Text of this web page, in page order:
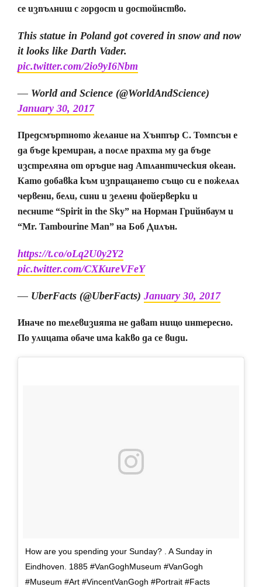
се изпълниш с гордост и достойнство.
This statue in Poland got covered in snow and now
it looks like Darth Vader.
pic.twitter.com/2io9yI6Nbm
— World and Science (@WorldAndScience)
January 30, 2017
Предсмъртното желание на Хънтър С. Томпсън е
да бъде кремиран, а после прахта му да бъде
изстреляна от оръдие над Атлантическия океан.
Като добавка към изпращането също си е пожелал
червени, бели, сини и зелени фойерверки и
песните “Spirit in the Sky” на Норман Грийнбаум и
“Mr. Tambourine Man” на Боб Дилън.
https://t.co/oLq2U0y2Y2
pic.twitter.com/CXKureVFeY
— UberFacts (@UberFacts) January 30, 2017
Иначе по телевизията не дават нищо интересно.
По улицата обаче има какво да се види.
How are you spending your Sunday? . A Sunday in
Eindhoven. 1885 #VanGoghMuseum #VanGogh
#Museum #Art #VincentVanGogh #Portrait #Facts